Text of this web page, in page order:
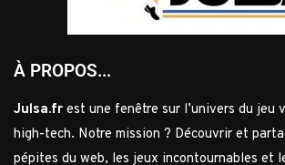
À PROPOS...
Julsa.fr est une fenêtre sur l’univers du jeu
high-tech. Notre mission ? Découvrir et
pépites du web, les jeux incontournables et